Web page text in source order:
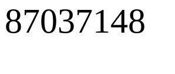
87037148